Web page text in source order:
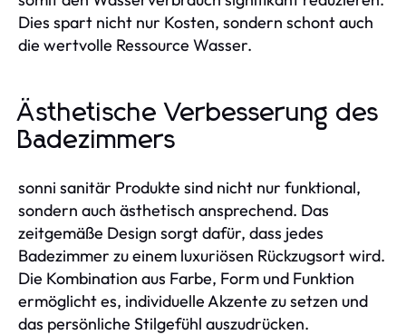
Dies spart nicht nur Kosten, sondern schont auch
die wertvolle Ressource Wasser.
Ästhetische Verbesserung des
Badezimmers
sonni sanitär Produkte sind nicht nur funktional,
sondern auch ästhetisch ansprechend. Das
zeitgemäße Design sorgt dafür, dass jedes
Badezimmer zu einem luxuriösen Rückzugsort wird.
Die Kombination aus Farbe, Form und Funktion
ermöglicht es, individuelle Akzente zu setzen und
das persönliche Stilgefühl auszudrücken.